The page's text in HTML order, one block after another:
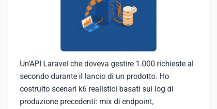
Un'API Laravel che doveva gestire 1.000 richieste al
secondo durante il lancio di un prodotto. Ho
costruito scenari k6 realistici basati sui log di
produzione precedenti: mix di endpoint,